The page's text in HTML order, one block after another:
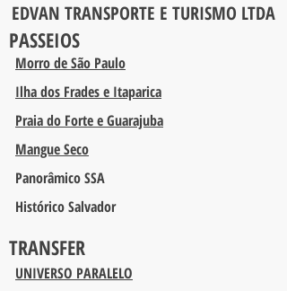
EDVAN TRANSPORTE E TURISMO LTDA
PASSEIOS
Morro de São Paulo
Ilha dos Frades e Itaparica
Praia do Forte e Guarajuba
Mangue Seco
Panorâmico SSA
Histórico Salvador
TRANSFER
UNIVERSO PARALELO